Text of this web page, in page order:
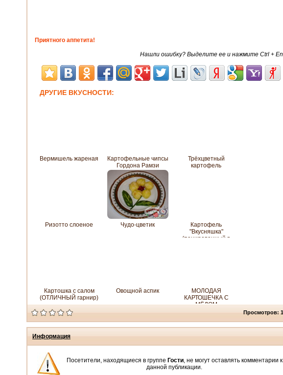
Приятного аппетита!
Нашли ошибку? Выделите ее и нажмите Ctrl +
ДРУГИЕ ВКУСНОСТИ:
Вермишель жареная
Картофельные чипсы
Гордона Рамзи
Трёхцветный
картофель
Ризотто слоеное Чудо-цветик
Картофель
"Вкусняшка"
(панированный в
Картошка с салом
(ОТЛИЧНЫЙ гарнир)
Овощной аспик
МОЛОДАЯ
КАРТОШЕЧКА С
МЁДОМ
Просмотров:
Информация
Посетители, находящиеся в группе Гости, не могут оставлять комментарии к
данной публикации.